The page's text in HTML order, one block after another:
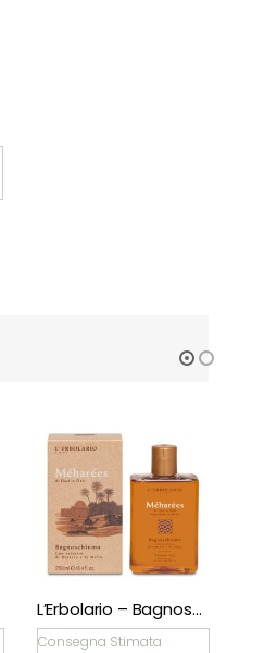
L’Erbolario – Bagnoschiuma Legni Fruttati
Consegna Stimata